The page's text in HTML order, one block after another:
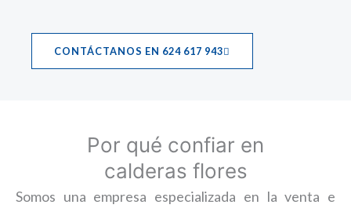
CONTÁCTANOS EN 624 617 943
Por qué confiar en
calderas flores
Somos una empresa especializada en la venta e